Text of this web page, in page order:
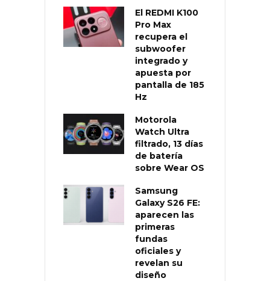
El REDMI K100
Pro Max
recupera el
subwoofer
integrado y
apuesta por
pantalla de 185
Hz
Motorola
Watch Ultra
filtrado, 13 días
de batería
sobre Wear OS
Samsung
Galaxy S26 FE:
aparecen las
primeras
fundas
oficiales y
revelan su
diseño